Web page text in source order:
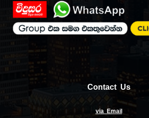
Contact Us
via Email